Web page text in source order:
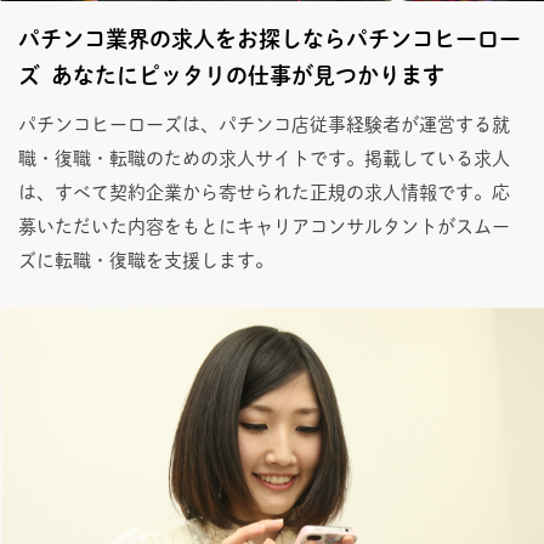
パチンコ業界の求人をお探しならパチンコヒーロー
ズ あなたにピッタリの仕事が見つかります
パチンコヒーローズは、パチンコ店従事経験者が運営する就
職・復職・転職のための求人サイトです。掲載している求人
は、すべて契約企業から寄せられた正規の求人情報です。応
募いただいた内容をもとにキャリアコンサルタントがスムー
ズに転職・復職を支援します。